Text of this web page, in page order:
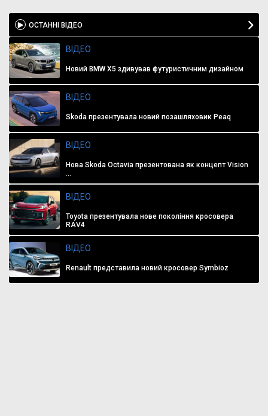
ОСТАННІ ВІДЕО
ВІДЕО
Новий BMW X5 здивував футуристичним дизайном
ВІДЕО
Skoda презентувала новий позашляховик Peaq
ВІДЕО
Нова Skoda Octavia презентована як концепт Vision
...
ВІДЕО
Toyota презентувала нове покоління кросовера
RAV4
ВІДЕО
Renault представила новий кросовер Symbioz